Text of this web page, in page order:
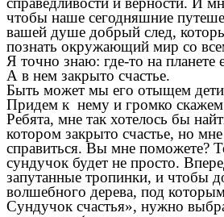
чтобы наше сегодняшние
вашей душе добрый след,
познать окружающий мир со
Я точно знаю: где-то на планете
А в нем закрыто счастье.
Быть может мы его отыщем
Придем к нему и громко
Ребята, мне так хотелось бы
котором закрыто счастье, но
справиться. Вы мне поможете?
сундучок будет не просто.
запутанные тропинки, и чтобы
волшебного дерева, под
Сундучок счастья», нужно